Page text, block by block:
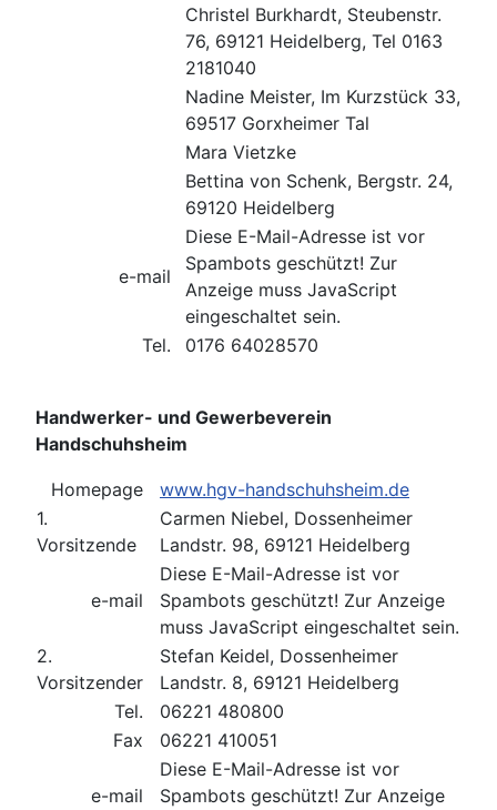
Christel Burkhardt, Steubenstr.
76, 69121 Heidelberg, Tel 0163
2181040
Nadine Meister, Im Kurzstück 33,
69517 Gorxheimer Tal
Mara Vietzke
Bettina von Schenk, Bergstr. 24,
69120 Heidelberg
e-mail
Diese E-Mail-Adresse ist vor
Spambots geschützt! Zur
Anzeige muss JavaScript
eingeschaltet sein.
Tel.
0176 64028570
Handwerker- und Gewerbeverein
Handschuhsheim
Homepage
www.hgv-handschuhsheim.de
1.
Vorsitzende
Carmen Niebel, Dossenheimer
Landstr. 98, 69121 Heidelberg
e-mail
Diese E-Mail-Adresse ist vor
Spambots geschützt! Zur Anzeige
muss JavaScript eingeschaltet sein.
2.
Vorsitzender
Stefan Keidel, Dossenheimer
Landstr. 8, 69121 Heidelberg
Tel.
06221 480800
Fax
06221 410051
e-mail
Diese E-Mail-Adresse ist vor
Spambots geschützt! Zur Anzeige